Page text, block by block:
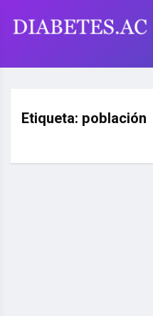
Etiqueta: población